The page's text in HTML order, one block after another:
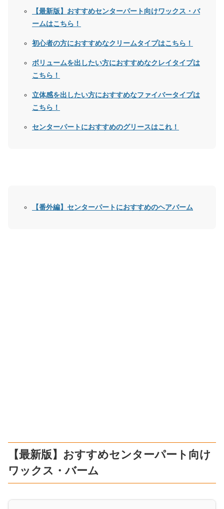
【最新版】おすすめセンターパート向けワックス・バ
ームはこちら！
初心者の方におすすめなクリームタイプはこちら！
ボリュームを出したい方におすすめなクレイタイプは
こちら！
立体感を出したい方におすすめなファイバータイプは
こちら！
センターパートにおすすめのグリースはこれ！
【番外編】センターパートにおすすめのヘアバーム
【最新版】おすすめセンターパート向け
ワックス・バーム